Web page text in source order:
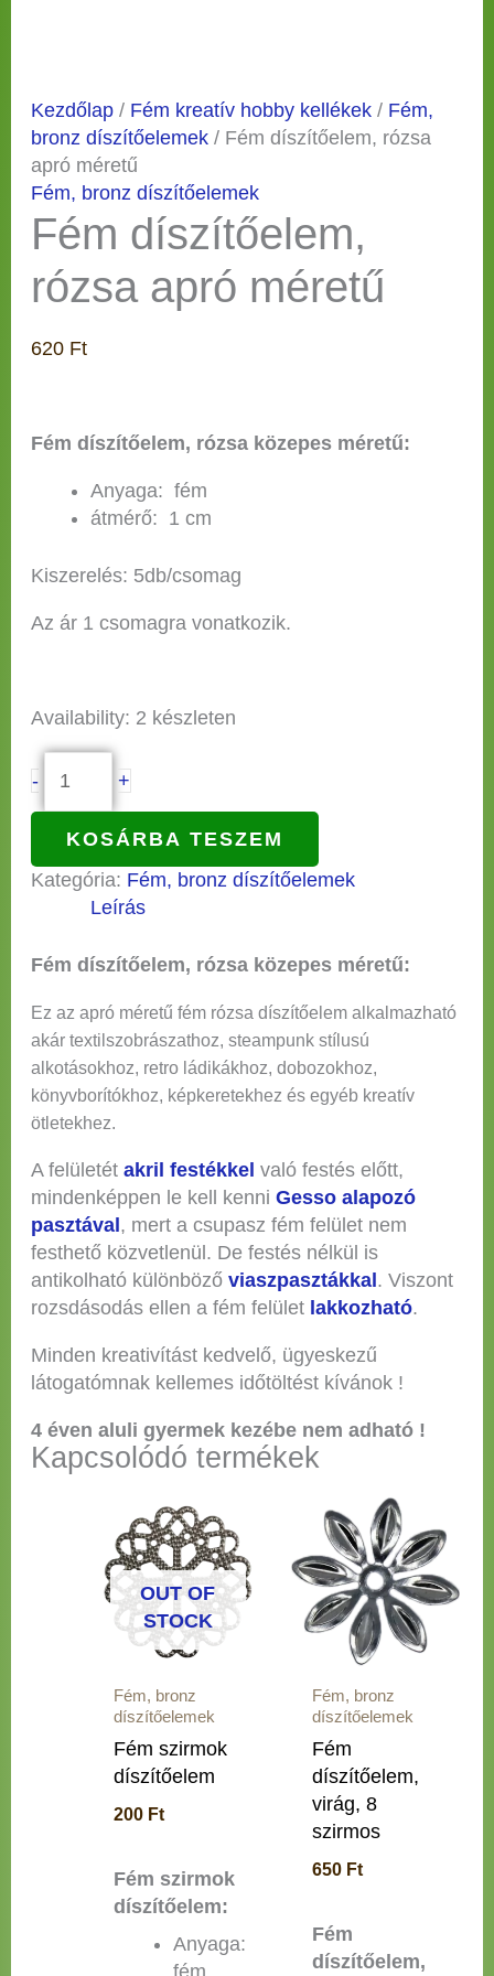
Kezdőlap/ Fém kreatív hobby kellékek/ Fém,
bronz díszítőelemek/ Fém díszítőelem, rózsa
apró méretű
Fém, bronz díszítőelemek
Fém díszítőelem,
rózsa apró méretű
620 Ft
Fém díszítőelem, rózsa közepes méretű:
Anyaga: fém
átmérő: 1 cm
Kiszerelés: 5db/csomag
Az ár 1 csomagra vonatkozik.
Availability: 2 készleten
- +
KOSÁRBA TESZEM
Kategória: Fém, bronz díszítőelemek
Leírás
Fém díszítőelem, rózsa közepes méretű:
Ez az apró méretű fém rózsa díszítőelem alkalmazható
akár textilszobrászathoz, steampunk stílusú
alkotásokhoz, retro ládikákhoz, dobozokhoz,
könyvborítókhoz, képkeretekhez és egyéb kreatív
ötletekhez.
A felületét akril festékkel való festés előtt,
mindenképpen le kell kenni Gesso alapozó
pasztával, mert a csupasz fém felület nem
festhető közvetlenül. De festés nélkül is
antikolható különböző viaszpasztákkal. Viszont
rozsdásodás ellen a fém felület lakkozható.
Minden kreativítást kedvelő, ügyeskezű
látogatómnak kellemes időtöltést kívánok !
4 éven aluli gyermek kezébe nem adható !
Kapcsolódó termékek
OUT OF
STOCK
Fém, bronz
díszítőelemek
Fém szirmok
díszítőelem
200 Ft
Fém szirmok
díszítőelem:
Anyaga:
fém
Fém, bronz
díszítőelemek
Fém
díszítőelem,
virág, 8
szirmos
650 Ft
Fém
díszítőelem,